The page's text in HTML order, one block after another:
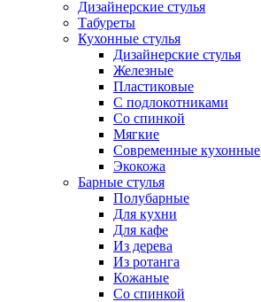
Дизайнерские стулья
Табуреты
Кухонные стулья
Дизайнерские стулья
Железные
Пластиковые
С подлокотниками
Со спинкой
Мягкие
Современные кухонные
Экокожа
Барные стулья
Полубарные
Для кухни
Для кафе
Из дерева
Из ротанга
Кожаные
Со спинкой